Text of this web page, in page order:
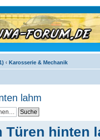
‹ Karosserie & Mechanik
lahm
Türen hinten